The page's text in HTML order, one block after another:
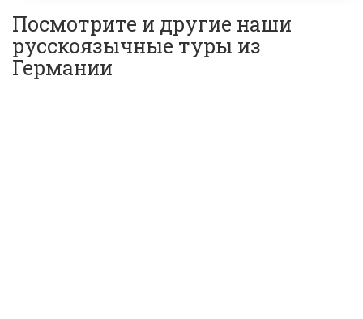
Посмотрите и другие наши
русскоязычные туры из
Германии